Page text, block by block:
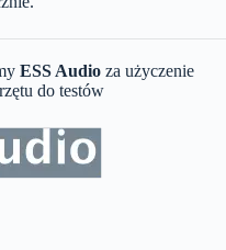
ESS Audioza użyczenie
do testów